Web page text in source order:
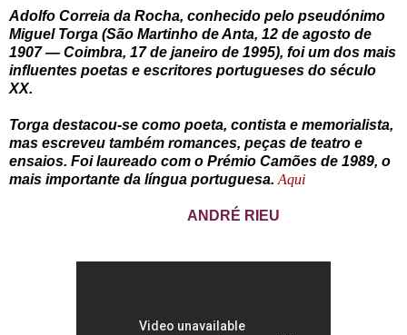
Adolfo Correia da Rocha, conhecido pelo pseudónimo
Miguel Torga (São Martinho de Anta, 12 de agosto de
1907 — Coimbra, 17 de janeiro de 1995), foi um dos mais
influentes poetas e escritores portugueses do século
XX.
Torga destacou-se como poeta, contista e memorialista,
mas escreveu também romances, peças de teatro e
ensaios. Foi laureado com o Prémio Camões de 1989, o
mais importante da língua portuguesa. Aqui
ANDRÉ RIEU